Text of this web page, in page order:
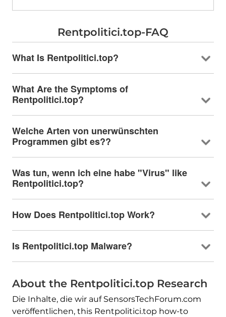
Rentpolitici.top-FAQ
What Is Rentpolitici.top?
What Are the Symptoms of
Rentpolitici.top?
Welche Arten von unerwünschten
Programmen gibt es??
Was tun, wenn ich eine habe "Virus" like
Rentpolitici.top?
How Does Rentpolitici.top Work?
Is Rentpolitici.top Malware?
About the Rentpolitici.top Research
Die Inhalte, die wir auf SensorsTechForum.com
veröffentlichen, this Rentpolitici.top how-to